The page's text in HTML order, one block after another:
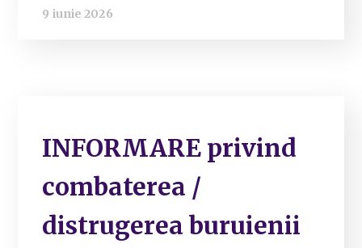
9 iunie 2026
INFORMARE privind
combaterea /
distrugerea buruienii